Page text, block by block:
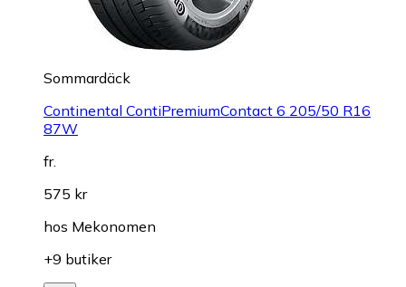
Sommardäck
Continental ContiPremiumContact 6 205/50 R16
87W
fr.
575 kr
hos Mekonomen
+9 butiker